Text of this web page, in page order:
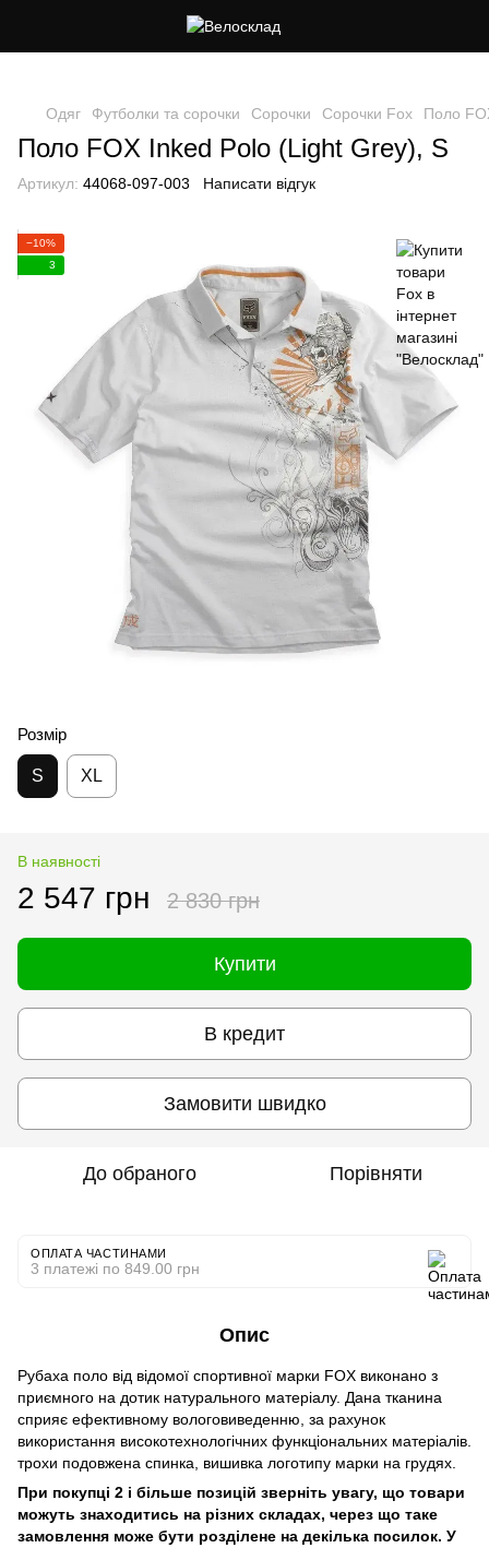
Одяг Футболки та сорочки Сорочки Сорочки Fox Поло
Поло FOX Inked Polo (Light Grey), S
Артикул: 44068-097-003 Написати відгук
−10%
3
Розмір
S XL
В наявності
2 547 грн 2 830 грн
Купити
В кредит
Замовити швидко
До обраного Порівняти
ОПЛАТА ЧАСТИНАМИ
3 платежі по 849.00 грн
Опис
Рубаха поло від відомої спортивної марки FOX виконано з
приємного на дотик натурального матеріалу. Дана тканина
сприяє ефективному вологовиведенню, за рахунок
використання високотехнологічних функціональних матеріалів.
трохи подовжена спинка, вишивка логотипу марки на грудях.
При покупці 2 і більше позицій зверніть увагу, що товари
можуть знаходитись на різних складах, через що таке
замовлення може бути розділене на декілька посилок. У